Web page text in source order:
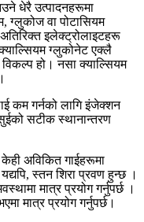
धेरै उत्पादनहरूमा
ग्लुकोज वा पोटासियम
इलेक्ट्रोलाइटहरू
ग्लुकोनेट एक्लै
हो। नसा क्याल्सियम
कम गर्नको लागि इंजेक्शन
सटीक स्थानान्तरण
अविकित गाईहरूमा
स्तन शिरा प्रवण हुन्छ ।
मात्र प्रयोग गर्नुपर्छ ।
मात्र प्रयोग गर्नुपर्छ।